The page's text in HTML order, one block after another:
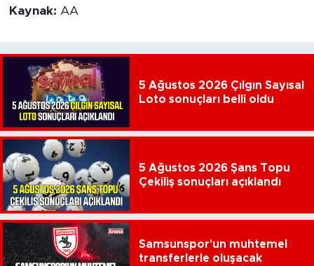
Kaynak: AA
5 Ağustos 2026 Çılgın Sayısal
Loto sonuçları belli oldu
5 Ağustos 2026 Şans Topu
Çekiliş sonuçları açıklandı
Samsunspor'un muhtemel
transferlerle oluşacak